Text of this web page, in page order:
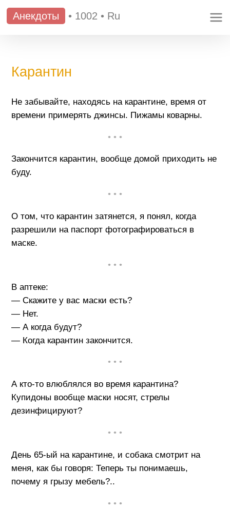
Анекдоты • 1002 • Ru
Карантин
Не забывайте, находясь на карантине, время от
времени примерять джинсы. Пижамы коварны.
• • •
Закончится карантин, вообще домой приходить не
буду.
• • •
О том, что карантин затянется, я понял, когда
разрешили на паспорт фотографироваться в
маске.
• • •
В аптеке:
— Скажите у вас маски есть?
— Нет.
— А когда будут?
— Когда карантин закончится.
• • •
А кто-то влюблялся во время карантина?
Купидоны вообще маски носят, стрелы
дезинфицируют?
• • •
День 65-ый на карантине, и собака смотрит на
меня, как бы говоря: Теперь ты понимаешь,
почему я грызу мебель?..
• • •